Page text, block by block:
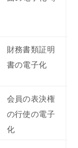
財務書類証明
書の電子化
会員の表決権
の行使の電子
化